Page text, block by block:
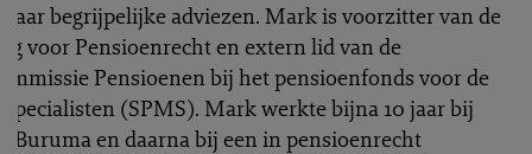
begrijpelijke adviezen. Mark is voorzitter van de
voor Pensioenrecht en extern lid van de
Pensioenen bij het pensioenfonds voor de
(SPMS). Mark werkte bijna 10 jaar bij
Buruma en daarna bij een in pensioenrecht